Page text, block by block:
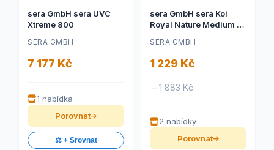
sera GmbH sera UVC
Xtreme 800
SERA GMBH
7 177 Kč
1 nabídka
Porovnat
⚖️ + Srovnat
sera GmbH sera Koi
Royal Nature Medium 21
SERA GMBH
1 229 Kč
– 1 883 Kč
2 nabídky
Porovnat